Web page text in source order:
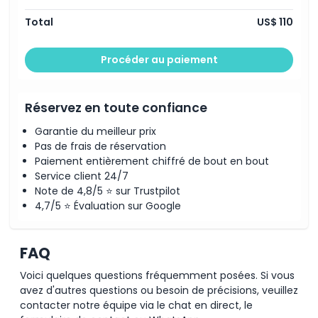
Musée Guggenheim Go City
Croisière Statue au coucher du soleil Go City
RiseNY (expérience immersive) Go City
Visite du Rockefeller Center Go City
Visite guidée à pied Marchés de Noël et illuminations
de Noël Go City
Visite à pied des illuminations de Noël à Brooklyn Go
City
Visite en bus de New York : Bronx, Brooklyn & Queens
Go City
Visite à pied Voir plus de 30 sites emblématiques de
New York Go City
Musée du sexe New York
Visite classique du Yankee Stadium
Visite gospel à Harlem (service du dimanche)
Meilleure croisière de NYC : Circle Line Sightseeing
Pique-nique parfait
Visite du Radio City Music Hall
Escape Virtuality 3 expériences VR
Total US$ 110
Procéder au paiement
Réservez en toute confiance
Garantie du meilleur prix
Pas de frais de réservation
Paiement entièrement chiffré de bout en bout
Service client 24/7
Note de 4,8/5 ⭐ sur Trustpilot
4,7/5 ⭐ Évaluation sur Google
FAQ
Voici quelques questions fréquemment posées. Si vous
avez d'autres questions ou besoin de précisions, veuillez
contacter notre équipe via le chat en direct, le